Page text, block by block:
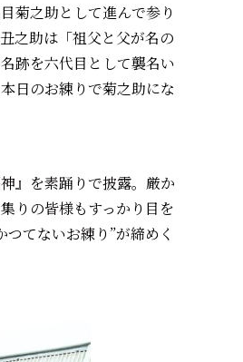
菊之助として進んで参り
之助は「祖父と父が名の
跡を六代目として襲名い
日のお練りで菊之助にな
』を素踊りで披露。厳か
りの皆様もすっかり目を
てないお練り”が締めく